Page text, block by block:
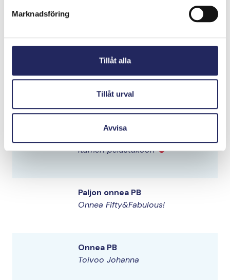
Marknadsföring
Tillåt alla
Tillåt urval
Avvisa
Onnea PB
Itämeri pelastukoon
Paljon onnea PB
Onnea Fifty&Fabulous!
Onnea PB
Toivoo Johanna